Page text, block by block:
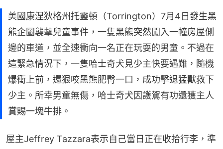
美國康涅狄格州托靈頓（Torrington）7月4日發生黑
熊企圖襲擊兒童事件，一隻黑熊突然闖入一幢房屋側
邊的車道，並全速衝向一名正在玩耍的男童。不過在
這緊急情況下，一隻哈士奇犬見少主快要遇難，隨機
爆衝上前，還狠咬黑熊肥臀一口，成功擊退猛獸救下
少主。所幸男童無傷，哈士奇犬因護駕有功還獲主人
賞賜一塊牛排。
屋主Jeffrey Tazzara表示自己當日正在收拾行李，準